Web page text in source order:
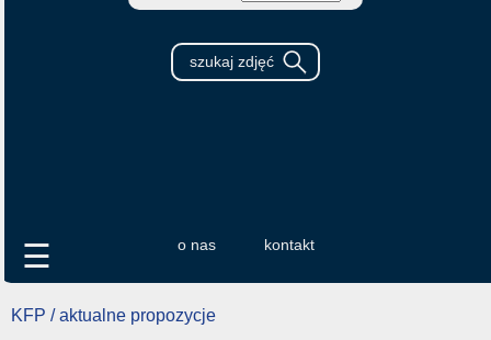
o nas kontakt
☰
KFP / aktualne propozycje